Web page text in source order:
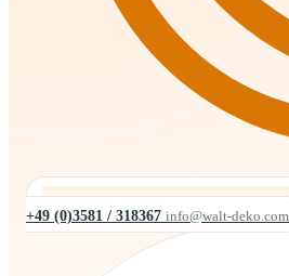
+49 (0)3581 / 318367 info@walt-deko.com